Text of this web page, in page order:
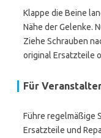
Klappe die Beine
Nähe der Gelenke.
Ziehe Schrauben
original Ersatzteile
Für
Führe regelmäßige
Ersatzteile und